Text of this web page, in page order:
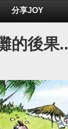
分享JOY
的後果..